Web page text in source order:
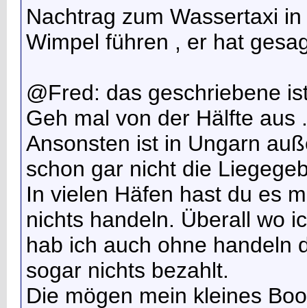
Nachtrag zum Wassertaxi
Wimpel führen , er hat
@Fred: das geschriebene
Geh mal von der Hälfte aus
Ansonsten ist in Ungarn
schon gar nicht die
In vielen Häfen hast du es
nichts handeln. Überall wo
hab ich auch ohne handeln
sogar nichts bezahlt.
Die mögen mein kleines